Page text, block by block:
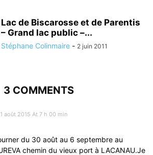
Lac de Biscarosse et de Parentis
– Grand lac public –...
Stéphane Colinmaire - 2 juin 2011
3 COMMENTS
août 2015 At 7 h 00 min
du 30 août au 6 septembre au
chemin du vieux port à LACANAU.Je